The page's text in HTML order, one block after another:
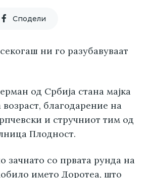
Cподели
ни го разубавуваат
од Србија стана мајка
благодарение на
и стручниот тим од
Плодност.
зачнато со првата рунда на
името Доротеа, што